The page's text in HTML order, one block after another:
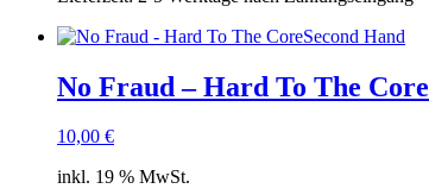
Second Hand
No Fraud – Hard To The Core
10,00 €
inkl. 19 % MwSt.